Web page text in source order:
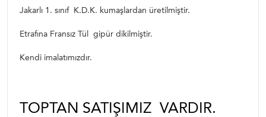
Jakarlı 1. sınıf K.D.K. kumaşlardan üretilmiştir.
Etrafına Fransız Tül gipür dikilmiştir.
Kendi imalatımızdır.
TOPTAN SATIŞIMIZ VARDIR.